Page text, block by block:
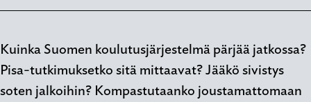
Kuinka Suomen koulutusjärjestelmä pärjää jatkossa?
Pisa-tutkimuksetko sitä mittaavat? Jääkö sivistys
soten jalkoihin? Kompastutaanko joustamattomaan